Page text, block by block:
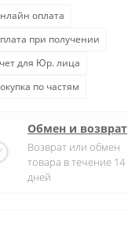
оплата
при получении
для Юр. лица
по частям
Обмен и возврат
Возврат или обмен
товара в течение 14
дней